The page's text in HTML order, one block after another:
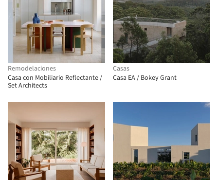
Remodelaciones
Casa con Mobiliario Reflectante /
Set Architects
Casas
Casa EA / Bokey Grant